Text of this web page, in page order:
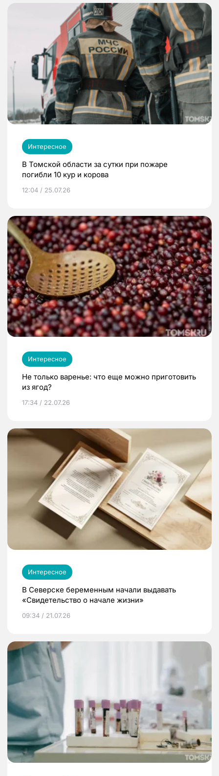
Интересное
В Томской области за сутки при пожаре
погибли 10 кур и корова
12:04 / 25.07.26
Интересное
Не только варенье: что еще можно приготовить
из ягод?
17:34 / 22.07.26
Интересное
В Северске беременным начали выдавать
«Свидетельство о начале жизни»
09:34 / 21.07.26